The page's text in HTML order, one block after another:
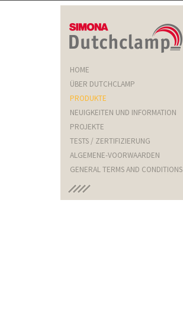
HOME
ÜBER DUTCHCLAMP
PRODUKTE
NEUIGKEITEN UND INFORMATION
PROJEKTE
TESTS / ZERTIFIZIERUNG
ALGEMENE-VOORWAARDEN
GENERAL TERMS AND CONDITIONS